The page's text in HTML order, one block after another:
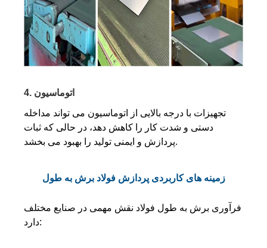
4. اتوماسیون
تجهیزات با درجه بالایی از اتوماسیون می تواند مداخله
دستی و شدت کار را کاهش دهد، در حالی که ثبات
پردازش و ایمنی تولید را بهبود می بخشد.
زمینه های کاربردی پردازش فولاد برش به طول
فرآوری برش به طول فولاد نقش مهمی در صنایع مختلف
دارد: